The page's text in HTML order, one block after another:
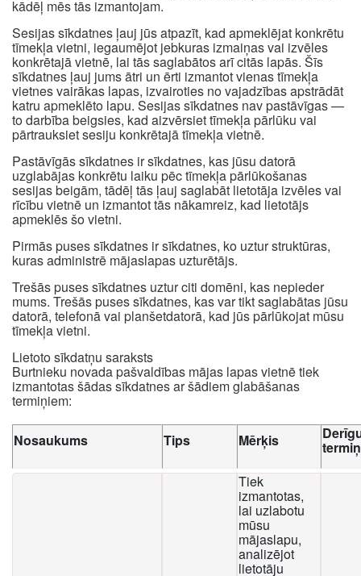
kādēļ mēs tās izmantojam.
Sesijas sīkdatnes ļauj jūs atpazīt, kad apmeklējat konkrētu
tīmekļa vietni, iegaumējot jebkuras izmaiņas vai izvēles
konkrētajā vietnē, lai tās saglabātos arī citās lapās. Šīs
sīkdatnes ļauj jums ātri un ērti izmantot vienas tīmekļa
vietnes vairākas lapas, izvairoties no vajadzības apstrādāt
katru apmeklēto lapu. Sesijas sīkdatnes nav pastāvīgas —
to darbība beigsies, kad aizvērsiet tīmekļa pārlūku vai
pārtrauksiet sesiju konkrētajā tīmekļa vietnē.
Pastāvīgās sīkdatnes ir sīkdatnes, kas jūsu datorā
uzglabājas konkrētu laiku pēc tīmekļa pārlūkošanas
sesijas beigām, tādēļ tās ļauj saglabāt lietotāja izvēles vai
rīcību vietnē un izmantot tās nākamreiz, kad lietotājs
apmeklēs šo vietni.
Pirmās puses sīkdatnes ir sīkdatnes, ko uztur struktūras,
kuras administrē mājaslapas uzturētājs.
Trešās puses sīkdatnes uztur citi domēni, kas nepieder
mums. Trešās puses sīkdatnes, kas var tikt saglabātas jūsu
datorā, telefonā vai planšetdatorā, kad jūs pārlūkojat mūsu
tīmekļa vietni.
Lietoto sīkdatņu saraksts
Burtnieku novada pašvaldības mājas lapas vietnē tiek
izmantotas šādas sīkdatnes ar šādiem glabāšanas
termiņiem:
Nosaukums Tips Mērķis
Tiek
izmantotas,
lai uzlabotu
mūsu
mājaslapu,
analizējot
lietotāju